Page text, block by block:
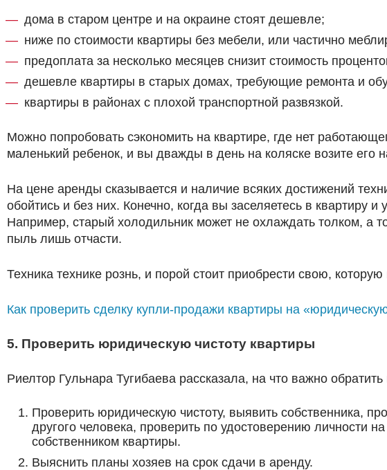
дома в старом центре и на окраине стоят дешевле;
ниже по стоимости квартиры без мебели, или частично
предоплата за несколько месяцев снизит стоимость
дешевле квартиры в старых домах, требующие ремонта и
квартиры в районах с плохой транспортной развязкой.
Можно попробовать сэкономить на квартире, где нет
маленький ребенок, и вы дважды в день на коляске возите его
На цене аренды сказывается и наличие всяких достижений
обойтись и без них. Конечно, когда вы заселяетесь в квартиру
Например, старый холодильник может не охлаждать толком, а
пыль лишь отчасти.
Техника технике рознь, и порой стоит приобрести свою,
Как проверить сделку купли-продажи квартиры на
5. Проверить юридическую чистоту квартиры
Риелтор Гульнара Тугибаева рассказала, на что важно
Проверить юридическую чистоту, выявить собственника,
другого человека, проверить по удостоверению личности
собственником квартиры.
Выяснить планы хозяев на срок сдачи в аренду.